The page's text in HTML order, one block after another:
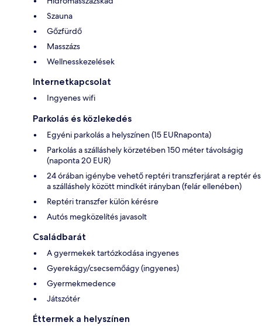
Szauna
Gőzfürdő
Masszázs
Wellnesskezelések
Internetkapcsolat
Ingyenes wifi
Parkolás és közlekedés
Egyéni parkolás a helyszínen (15 EURnaponta)
Parkolás a szálláshely körzetében 150 méter távolságig
(naponta 20 EUR)
24 órában igénybe vehető reptéri transzferjárat a reptér és
a szálláshely között mindkét irányban (felár ellenében)
Reptéri transzfer külön kérésre
Autós megközelítés javasolt
Családbarát
A gyermekek tartózkodása ingyenes
Gyerekágy/csecsemőágy (ingyenes)
Gyermekmedence
Játszótér
Éttermek a helyszínen